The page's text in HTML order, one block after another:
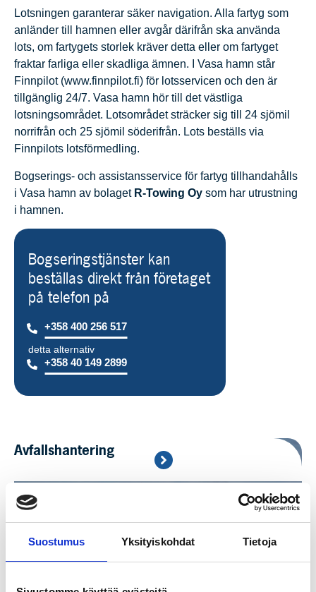
Suostumus Yksityiskohdat Tietoja
Lotsningen garanterar säker navigation. Alla fartyg som
anländer till hamnen eller avgår därifrån ska använda
lots, om fartygets storlek kräver detta eller om fartyget
fraktar farliga eller skadliga ämnen. I Vasa hamn står
Finnpilot (www.finnpilot.fi) för lotsservicen och den är
tillgänglig 24/7. Vasa hamn hör till det västliga
lotsningsområdet. Lotsområdet sträcker sig till 24 sjömil
norrifrån och 25 sjömil söderifrån. Lots beställs via
Finnpilots lotsförmedling.
Bogserings- och assistansservice för fartyg tillhandahålls
i Vasa hamn av bolaget R-Towing Oy som har utrustning
i hamnen.
Bogseringstjänster kan
beställas direkt från företaget
på telefon på
+358 400 256 517
detta alternativ
+358 40 149 2899
Avfallshantering